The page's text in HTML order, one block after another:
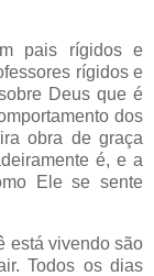
pais rígidos e
rígidos e
Deus que é
dos
obra de graça
é, e a
Ele se sente
está vivendo são
Todos os dias